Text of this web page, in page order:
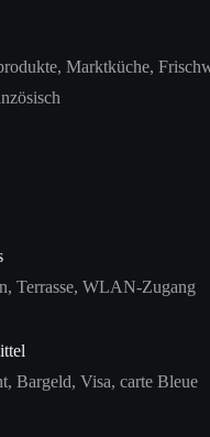
Marktküche,
Terrasse, WLAN-Zugang
Bargeld, Visa, carte Bleue